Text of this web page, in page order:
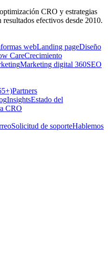
CRO y estrategias
efectivos desde 2010.
webLanding pageDiseño
CareCrecimiento
Marketing digital 360SEO
Partners
InsightsEstado del
CRO
Solicitud de soporteHablemos